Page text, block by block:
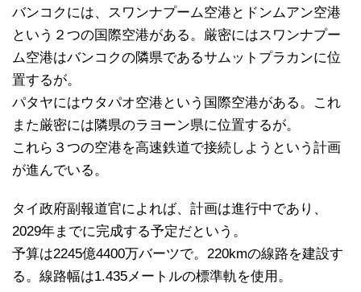
バンコクには、スワンナプーム空港とドンムアン空港
という２つの国際空港がある。厳密にはスワンナプー
ム空港はバンコクの隣県であるサムットプラカンに位
置するが。
パタヤにはウタパオ空港という国際空港がある。これ
また厳密には隣県のラヨーン県に位置するが。
これら３つの空港を高速鉄道で接続しようという計画
が進んでいる。
タイ政府副報道官によれば、計画は進行中であり、
2029年までに完成する予定だという。
予算は2245億4400万バーツで。220kmの線路を建設す
る。線路幅は1.435メートルの標準軌を使用。